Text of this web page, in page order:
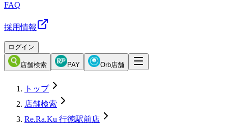
FAQ
採用情報
ログイン
店舗検索 PAY Orb店舗
トップ
店舗検索
Re.Ra.Ku 行徳駅前店